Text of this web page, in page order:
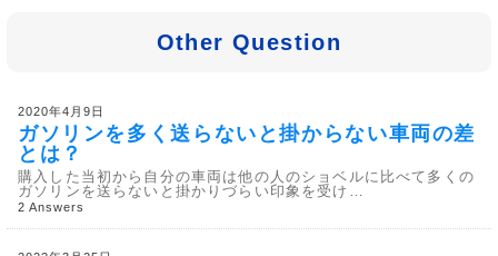
Other Question
2020年4月9日
ガソリンを多く送らないと掛からない車両の差
とは？
購入した当初から自分の車両は他の人のショベルに比べて多くの
ガソリンを送らないと掛かりづらい印象を受け…
2 Answers